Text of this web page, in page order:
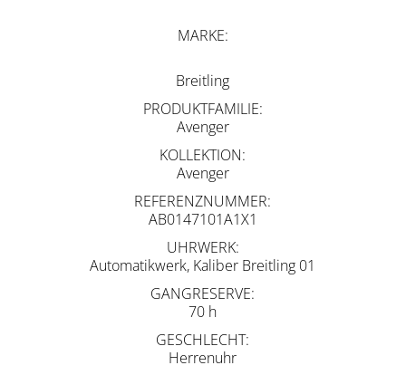
MARKE
Breitling
PRODUKTFAMILIE
Avenger
KOLLEKTION
Avenger
REFERENZNUMMER
AB0147101A1X1
UHRWERK
Automatikwerk, Kaliber Breitling 01
GANGRESERVE
70 h
GESCHLECHT
Herrenuhr